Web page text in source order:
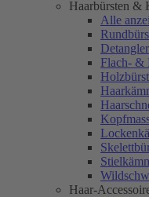
Haarbürsten &
Alle
Flach- &
Haar-